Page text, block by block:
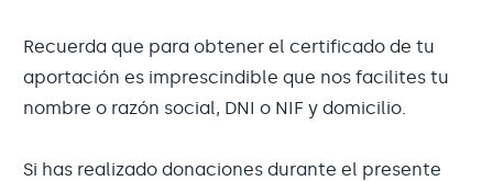
Recuerda que para obtener el certificado de tu
aportación es imprescindible que nos facilites tu
nombre o razón social, DNI o NIF y domicilio.
Si has realizado donaciones durante el presente